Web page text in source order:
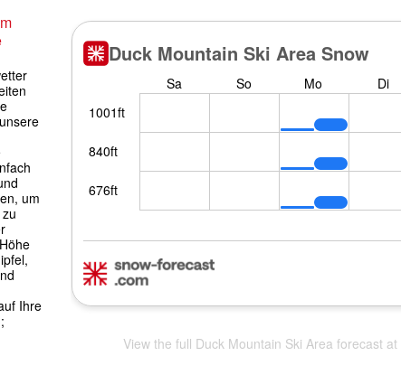
um
Ihre
View the full Duck Mountain Ski Area forecast at